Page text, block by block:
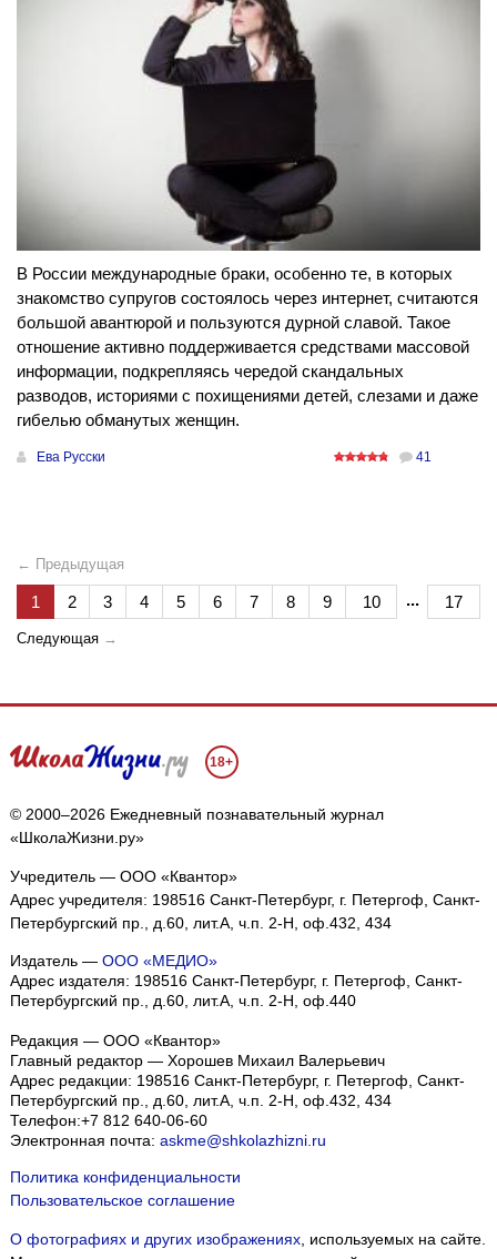
В России международные браки, особенно те, в которых
знакомство супругов состоялось через интернет, считаются
большой авантюрой и пользуются дурной славой. Такое
отношение активно поддерживается средствами массовой
информации, подкрепляясь чередой скандальных
разводов, историями с похищениями детей, слезами и даже
гибелью обманутых женщин.
Ева Русски 41
← Предыдущая
1 2 3 4 5 6 7 8 9 10 ... 17
Следующая →
18+
© 2000–2026 Ежедневный познавательный журнал
«ШколаЖизни.ру»
Учредитель — ООО «Квантор»
Адрес учредителя: 198516 Санкт-Петербург, г. Петергоф, Санкт-
Петербургский пр., д.60, лит.А, ч.п. 2-Н, оф.432, 434
Издатель — ООО «МЕДИО»
Адрес издателя: 198516 Санкт-Петербург, г. Петергоф, Санкт-
Петербургский пр., д.60, лит.А, ч.п. 2-Н, оф.440
Редакция — ООО «Квантор»
Главный редактор — Хорошев Михаил Валерьевич
Адрес редакции: 198516 Санкт-Петербург, г. Петергоф, Санкт-
Петербургский пр., д.60, лит.А, ч.п. 2-Н, оф.432, 434
Телефон:+7 812 640-06-60
Электронная почта: askme@shkolazhizni.ru
Политика конфиденциальности
Пользовательское соглашение
О фотографиях и других изображениях, используемых на сайте.